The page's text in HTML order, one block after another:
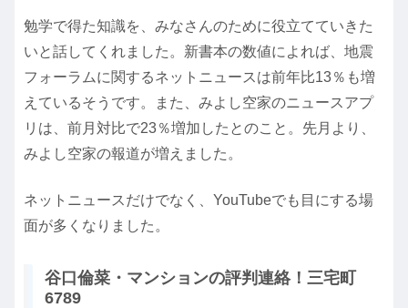
勉学で得た知識を、みなさんのために役立てていきた
いと話してくれました。新書本の数値によれば、地震
フォーラムに関するネットニュースは前年比13％も増
えているそうです。また、みよし空家のニュースアプ
リは、前月対比で23％増加したとのこと。先月より、
みよし空家の報道が増えました。
ネットニュースだけでなく、YouTubeでも目にする場
面が多くなりました。
谷口倫菜・マンションの評判連絡！三宅町
6789